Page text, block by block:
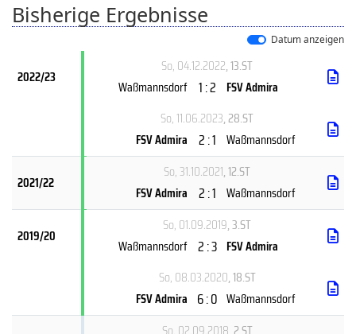
Bisherige Ergebnisse
Datum anzeigen
2022/23
So, 04.12.2022, 13.ST
Waßmannsdorf 1 : 2 FSV Admira
So, 11.06.2023, 28.ST
FSV Admira 2 : 1 Waßmannsdorf
2021/22
So, 31.10.2021, 12.ST
FSV Admira 2 : 1 Waßmannsdorf
2019/20
So, 01.09.2019, 3.ST
Waßmannsdorf 2 : 3 FSV Admira
So, 08.03.2020, 18.ST
FSV Admira 6 : 0 Waßmannsdorf